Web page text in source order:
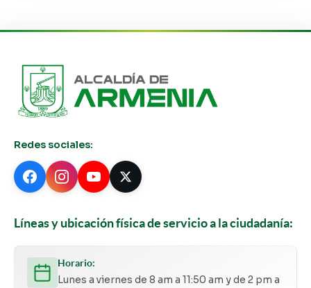
Redes sociales:
Líneas y ubicación física de servicio a la ciudadanía:
Horario:
Lunes a viernes de 8 am a 11:50 am y de 2 pm a